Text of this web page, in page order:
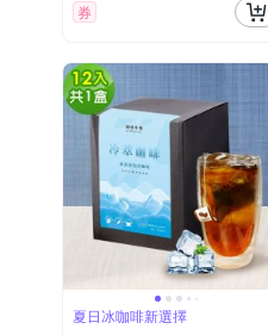
券
夏日冰咖啡新選擇